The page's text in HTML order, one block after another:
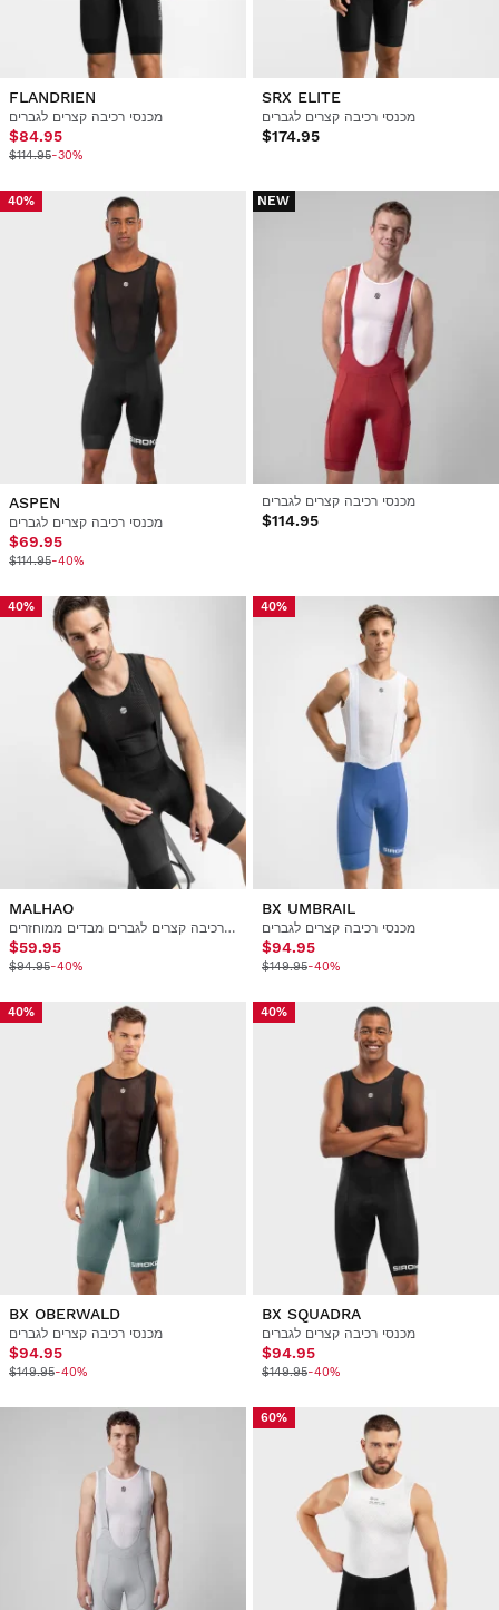
FLANDRIEN
מכנסי רכיבה קצרים לגברים
$84.95
$114.95-30%
SRX ELITE
מכנסי רכיבה קצרים לגברים
$174.95
40%
ASPEN
מכנסי רכיבה קצרים לגברים
$69.95
$114.95-40%
NEW
מכנסי רכיבה קצרים לגברים
$114.95
40%
MALHAO
מכנסי רכיבה קצרים לגברים מבדים ממוחזרים
$59.95
$94.95-40%
40%
BX UMBRAIL
מכנסי רכיבה קצרים לגברים
$94.95
$149.95-40%
40%
BX OBERWALD
מכנסי רכיבה קצרים לגברים
$94.95
$149.95-40%
40%
BX SQUADRA
מכנסי רכיבה קצרים לגברים
$94.95
$149.95-40%
60%